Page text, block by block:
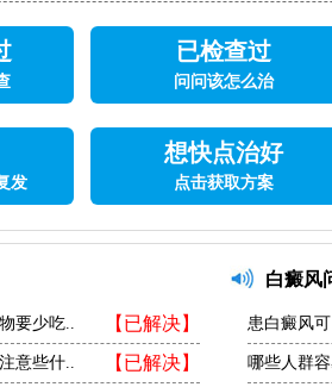
已检查过
问问该怎么治
发
想快点治好
点击获取方案
【已解决】
要少吃..
【已解决】
意些什..
白癜风
患白癜风
哪些人群